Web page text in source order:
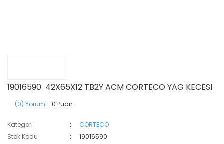
19016590 42X65X12 TB2Y ACM CORTECO YAG KECESI
(0) Yorum - 0 Puan
Kategori
CORTECO
Stok Kodu
19016590